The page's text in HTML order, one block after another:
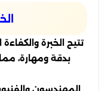
تتيح الخبرة
بدقة ومهارة،
المهندسون